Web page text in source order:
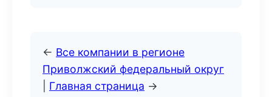
← Все компании в регионе
Приволжский федеральный округ
Главная страница →